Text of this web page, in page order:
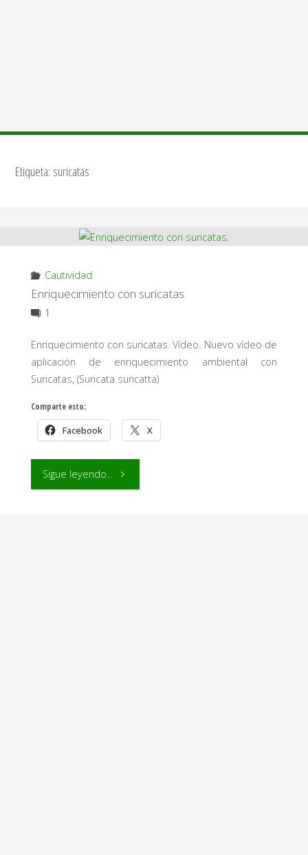
Etiqueta: suricatas
Cautividad
Enriquecimiento con suricatas.
1
Enriquecimiento con suricatas. Vídeo. Nuevo vídeo de
aplicación de enriquecimiento ambiental con
Suricatas, (Suricata suricatta)
Comparte esto:
Facebook X
Sigue leyendo... "Enriquecimiento